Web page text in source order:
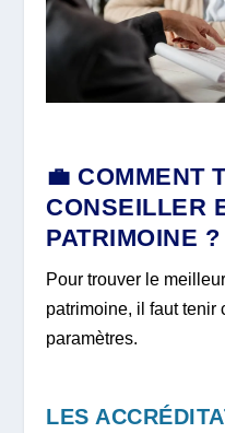
💼 COMMENT
CONSEILLER
PATRIMOINE ?
Pour trouver le
patrimoine, il faut tenir
paramètres.
LES